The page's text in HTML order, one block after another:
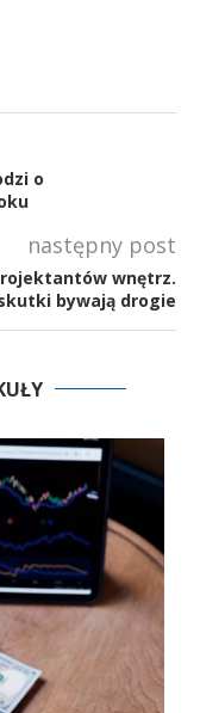
o
następny post
wnętrz.
bywają drogie